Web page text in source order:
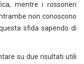
mentre i rossoneri
non conoscono
sfida sapendo di
su due risultati utili